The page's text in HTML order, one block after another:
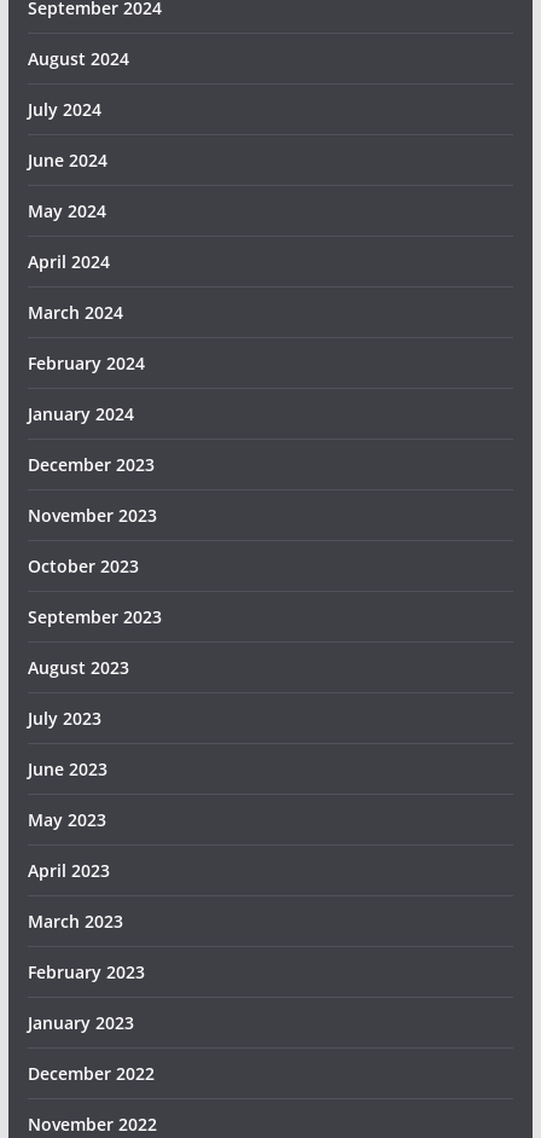
September 2024
August 2024
July 2024
June 2024
May 2024
April 2024
March 2024
February 2024
January 2024
December 2023
November 2023
October 2023
September 2023
August 2023
July 2023
June 2023
May 2023
April 2023
March 2023
February 2023
January 2023
December 2022
November 2022